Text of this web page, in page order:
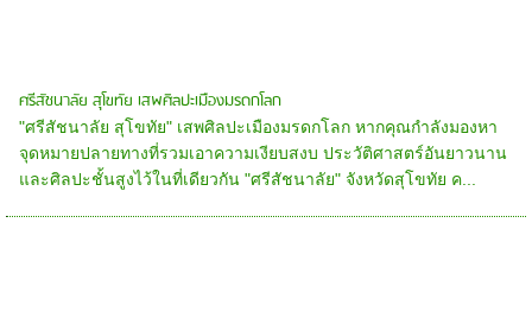
ศรีสัชนาลัย สุโขทัย เสพศิลปะเมืองมรดกโลก
"ศรีสัชนาลัย สุโขทัย" เสพศิลปะเมืองมรดกโลก หากคุณกำลังมองหา
จุดหมายปลายทางที่รวมเอาความเงียบสงบ ประวัติศาสตร์อันยาวนาน
และศิลปะชั้นสูงไว้ในที่เดียวกัน "ศรีสัชนาลัย" จังหวัดสุโขทัย ค...